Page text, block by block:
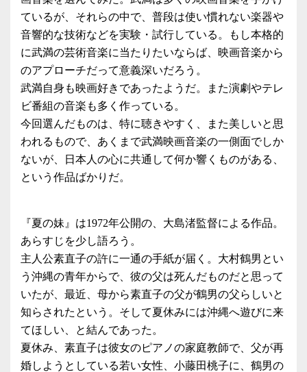
ているが、それらの中で、普段は使い慣れない楽器や
音響的な技術などを実験・試行している。もし本格的
に武満の芸術音楽に当たりたいならば、映画音楽から
のアプローチだって意義深いだろう。
武満自身も映画好きであったようだ。また演劇やテレ
ビ番組の音楽も多く作っている。
今回選んだものは、特に聴きやすく、また美しいと思
われるもので、あくまで武満映画音楽の一側面でしか
ないが、日本人の心に共通して何か響くものがある、
という作品ばかりだ。
『夏の妹』は1972年公開の、大島渚監督による作品。
あらすじを少し語ろう。
主人公素直子の許に一通の手紙が届く。大村鶴男とい
う沖縄の青年からで、彼の父は死んだものだと思って
いたが、最近、母から素直子の父が鶴男の父らしいと
知らされたという。そして夏休みには沖縄へ遊びに来
てほしい、と結んであった。
夏休み、素直子は彼女のピアノの家庭教師で、父が再
婚しようとしている若い女性、小藤田桃子に、鶴男の